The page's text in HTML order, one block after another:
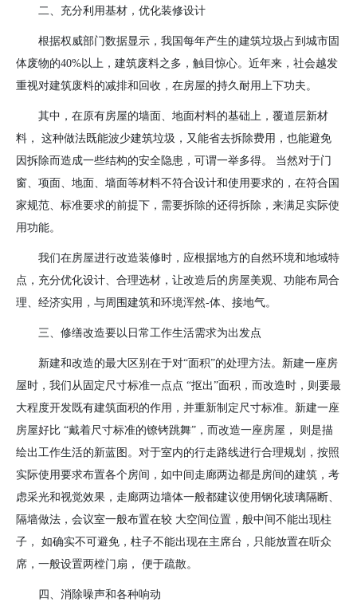
二、充分利用基材，优化装修设计
根据权威部门数据显示，我国每年产生的建筑垃圾占到城市固
体废物的40%以上，建筑废料之多，触目惊心。近年来，社会越发
重视对建筑废料的减排和回收，在房屋的持久耐用上下功夫。
其中，在原有房屋的墙面、地面村料的基础上，覆道层新材
料， 这种做法既能波少建筑垃圾，又能省去拆除费用，也能避免
因拆除而造成一些结构的安全隐患，可谓一举多得。 当然对于门
窗、项面、地面、墙面等材料不符合设计和使用要求的，在符合国
家规范、标准要求的前提下，需要拆除的还得拆除，来满足实际使
用功能。
我们在房屋进行改造装修时，应根据地方的自然环境和地域特
点，充分优化设计、合理选材，让改造后的房屋美观、功能布局合
理、经济实用，与周围建筑和环境浑然-体、接地气。
三、修缮改造要以日常工作生活需求为出发点
新建和改造的最大区别在于对“面积”的处理方法。新建一座房
屋时，我们从固定尺寸标准一点点 “抠出”面积，而改造时，则要最
大程度开发既有建筑面积的作用，并重新制定尺寸标准。新建一座
房屋好比 “戴着尺寸标准的镣铐跳舞”，而改造一座房屋， 则是描
绘出工作生活的新蓝图。对于室内的行走路线进行合理规划，按照
实际使用要求布置各个房间，如中间走廊两边都是房间的建筑，考
虑采光和视觉效果，走廊两边墙体一般都建议使用钢化玻璃隔断、
隔墙做法，会议室一般布置在较 大空间位置，般中间不能出现柱
子， 如确实不可避免，柱子不能出现在主席台，只能放置在听众
席，一般设置两樘门扇， 便于疏散。
四、消除噪声和各种响动